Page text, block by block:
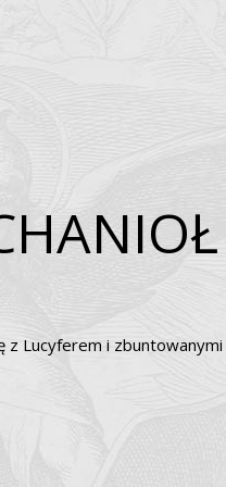
HANIOŁ
z Lucyferem i zbuntowanymi